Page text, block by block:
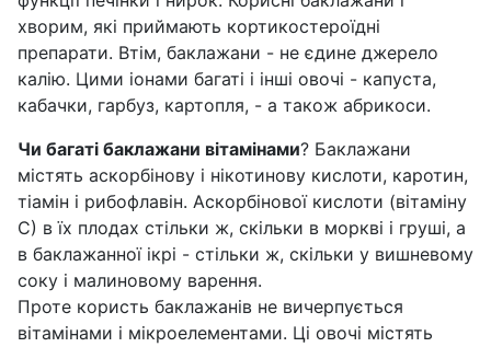
хворим, які приймають кортикостероїдні
препарати. Втім, баклажани - не єдине джерело
калію. Цими іонами багаті і інші овочі - капуста,
кабачки, гарбуз, картопля, - а також абрикоси.
Чи багаті баклажани вітамінами? Баклажани
містять аскорбінову і нікотинову кислоти, каротин,
тіамін і рибофлавін. Аскорбінової кислоти (вітаміну
С) в їх плодах стільки ж, скільки в моркві і груші, а
в баклажанної ікрі - стільки ж, скільки у вишневому
соку і малиновому варення.
Проте користь баклажанів не вичерпується
вітамінами і мікроелементами. Ці овочі містять